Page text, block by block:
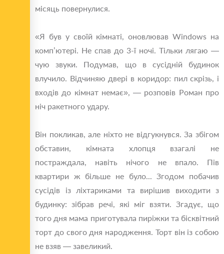
місяць повернулися.
«Я був у своїй кімнаті, оновлював Windows на
комп’ютері. Не спав до 3-ї ночі. Тільки лягаю —
чую звуки. Подумав, що в сусідній будинок
влучило. Відчиняю двері в коридор: пил скрізь, і
входів до кімнат немає», — розповів Роман про
ніч ракетного удару.
Він покликав, але ніхто не відгукнувся. За збігом
обставин, кімната хлопця взагалі не
постраждала, навіть нічого не впало. Пів
квартири ж більше не було... Згодом побачив
сусідів із ліхтариками та вирішив виходити з
будинку: зібрав речі, які міг взяти. Згадує, що
того дня мама приготувала пиріжки та бісквітний
торт до свого дня народження. Торт він із собою
не взяв — завеликий.